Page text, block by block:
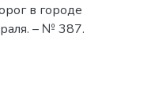
в городе
– № 387.